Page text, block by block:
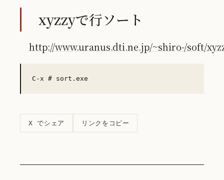
xyzzyで行ソート
http://www.uranus.dti.ne.jp/~shiro-/soft/
X でシェア リンクをコピー